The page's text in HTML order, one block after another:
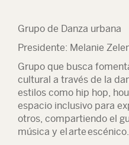
Grupo de Danza urbana
Presidente: Melanie
Grupo que busca
cultural a través de la
estilos como hip hop,
espacio inclusivo para
otros, compartiendo el
música y el arte escénico.